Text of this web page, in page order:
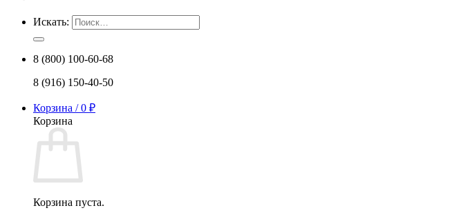
Искать:
8 (800) 100-60-68
8 (916) 150-40-50
Корзина /0 ₽
Корзина
Корзина пуста.